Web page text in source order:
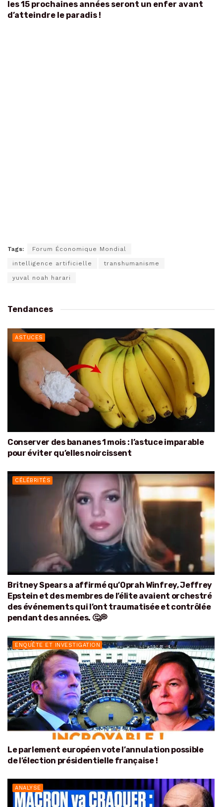
les 15 prochaines années seront un enfer avant
d’atteindre le paradis !
Tags: Forum Économique Mondial
intelligence artificielle transhumanisme
yuval noah harari
Tendances
ASTUCES
Conserver des bananes 1 mois : l’astuce imparable
pour éviter qu’elles noircissent
CÉLÉBRITÉS
Britney Spears a affirmé qu’Oprah Winfrey, Jeffrey
Epstein et des membres de l’élite avaient orchestré
des événements qui l’ont traumatisée et contrôlée
pendant des années. 🤔💭
ENQUÊTE ET INVESTIGATION
Le parlement européen vote l’annulation possible
de l’élection présidentielle française !
ANALYSE